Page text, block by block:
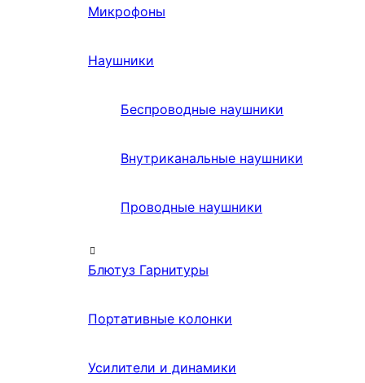
Микрофоны
Наушники
Беспроводные наушники
Внутриканальные наушники
Проводные наушники
Блютуз Гарнитуры
Портативные колонки
Усилители и динамики